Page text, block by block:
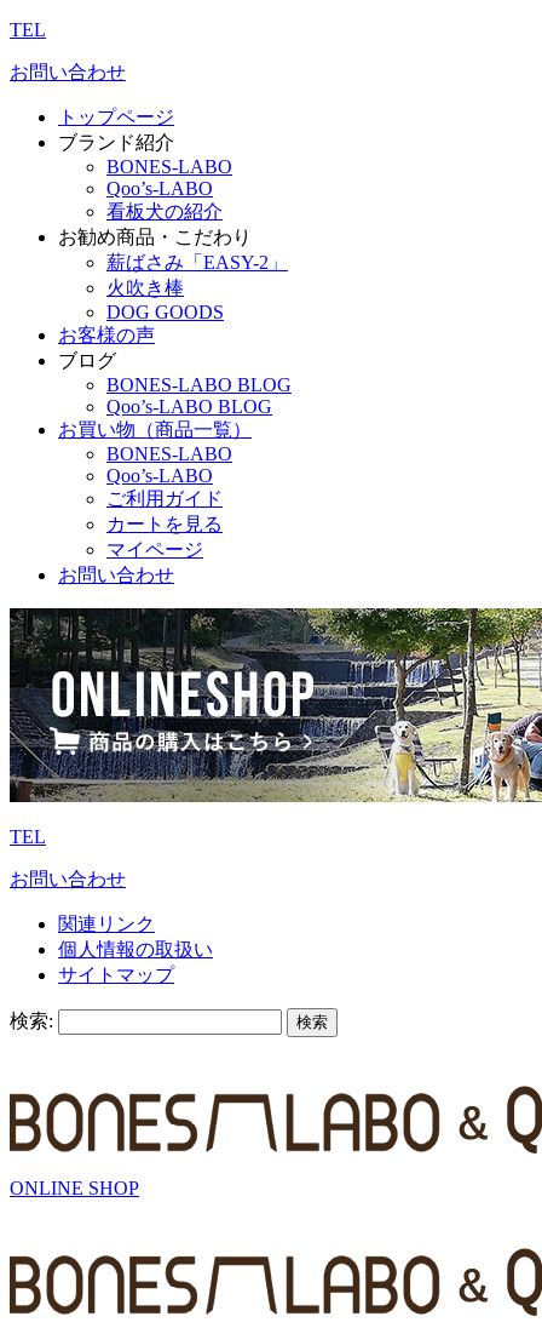
TEL
お問い合わせ
トップページ
ブランド紹介
BONES-LABO
Qoo’s-LABO
看板犬の紹介
お勧め商品・こだわり
薪ばさみ「EASY-2」
火吹き棒
DOG GOODS
お客様の声
ブログ
BONES-LABO BLOG
Qoo’s-LABO BLOG
お買い物（商品一覧）
BONES-LABO
Qoo’s-LABO
ご利用ガイド
カートを見る
マイページ
お問い合わせ
TEL
お問い合わせ
関連リンク
個人情報の取扱い
サイトマップ
検索:
ONLINE SHOP